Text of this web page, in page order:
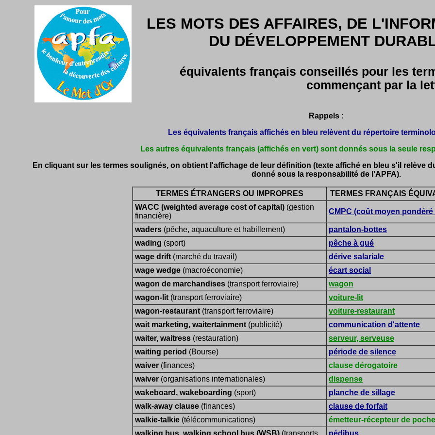
LES MOTS DES AFFAIRES, DE
DU DÉVELOPPEMENT
équivalents français conseillés pour les
commençant par la
Rappels :
Les équivalents français affichés en bleu relèvent du répertoire
Les autres équivalents français (affichés en vert) sont donnés sous la seule
En cliquant sur les termes soulignés, on obtient l'affichage de leur définition (texte affiché en bleu s'il relève
donné sous la responsabilité de l'APFA).
TERMES ÉTRANGERS OU IMPROPRES
TERMES FRANÇAIS
WACC (weighted average cost of capital) (gestion
financière)
CMPC (coût moyen
waders (pêche, aquaculture et habillement)
pantalon-bottes
wading (sport)
pêche à gué
wage drift (marché du travail)
dérive salariale
wage wedge (macroéconomie)
écart social
wagon de marchandises (transport ferroviaire)
wagon
wagon-lit (transport ferroviaire)
voiture-lit
wagon-restaurant (transport ferroviaire)
voiture-restaurant
wait marketing, waitertainment (publicité)
communication d'attente
waiter, waitress (restauration)
serveur, serveuse
waiting period (Bourse)
période de silence
waiver (finances)
clause dérogatoire
waiver (organisations internationales)
dispense
wakeboard, wakeboarding (sport)
planche de sillage
walk-away clause (finances)
clause de forfait
walkie-talkie (télécommunications)
émetteur-récepteur de poche
walking bus, walking school bus (WSB) (transports pédibus,